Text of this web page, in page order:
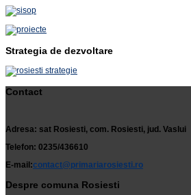
Strategia de dezvoltare
Contact
Adresa: sat Rosiesti, com. Rosiesti, jud. Vaslui
Telefon: 0235/436610
E-mail:contact@primariarosiesti.ro
Despre comuna Rosiesti